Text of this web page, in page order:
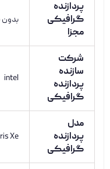
پردازنده
گرافیکی
مجزا
بدون
شرکت
سازنده
پردازنده
گرافیکی
intel
مدل
پردازنده
گرافیکی
Xe